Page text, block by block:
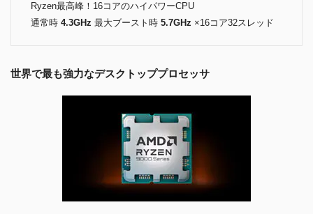
Ryzen最高峰！16コアのハイパワーCPU
通常時 4.3GHz 最大ブースト時 5.7GHz ×16コア32スレッド
世界で最も強力なデスクトッププロセッサ